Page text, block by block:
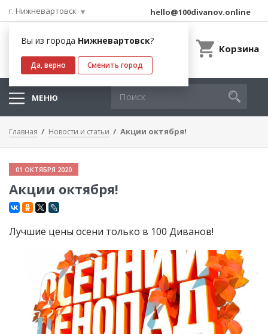
г. Нижневартовск
Вы из города Нижневартовск?
Да, верно Сменить город
hello@100divanov.online
Корзина
МЕНЮ
Главная Новости и статьи Акции октября!
01 ОКТЯБРЯ 2020
Акции октября!
Лучшие цены осени только в 100 Диванов!